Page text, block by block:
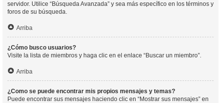
servidor. Utilice “Búsqueda Avanzada” y sea más específico en los términos y
foros de su búsqueda.
Arriba
¿Cómo busco usuarios?
Visite la lista de miembros y haga clic en el enlace “Buscar un miembro”.
Arriba
¿Como se puede encontrar mis propios mensajes y temas?
Puede encontrar sus mensajes haciendo clic en “Mostrar sus mensajes” en